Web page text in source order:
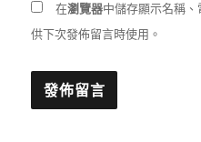
在瀏覽器中儲存顯示名稱
供下次發佈留言時使用。